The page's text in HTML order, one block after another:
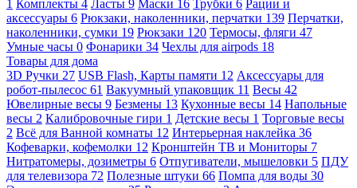
1 Комплекты 4 Ласты 9 Маски 16 Трубки 6 Рации и
аксессуары 6 Рюкзаки, наколенники, перчатки 139 Перчатки,
наколенники, сумки 19 Рюкзаки 120 Термосы, фляги 47
Умные часы 0 Фонарики 34 Чехлы для airpods 18
Товары для дома
3D Ручки 27 USB Flash, Карты памяти 12 Аксессуары для
робот-пылесос 61 Вакуумный упаковщик 11 Весы 42
Ювелирные весы 9 Безмены 13 Кухонные весы 14 Напольные
весы 2 Калибровочные гири 1 Детские весы 1 Торговые весы
2 Всё для Ванной комнаты 12 Интерьерная наклейка 36
Кофеварки, кофемолки 12 Кронштейн ТВ и Мониторы 7
Нитратомеры, дозиметры 6 Отпугиватели, мышеловки 5 ПДУ
для телевизора 72 Полезные штуки 66 Помпа для воды 30